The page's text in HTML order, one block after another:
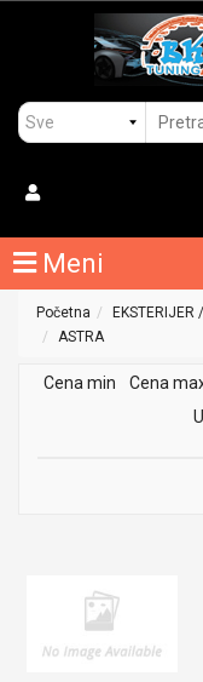
Meni
Početna EKSTERIJER
ASTRA
Cena min Cena